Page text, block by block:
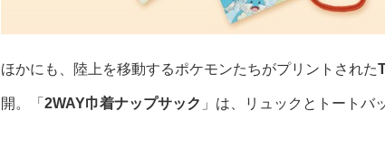
ほかにも、陸上を移動するポケモンたちがプリントされた
開。「 2WAY巾着ナップサック 」は、リュックとトートバ